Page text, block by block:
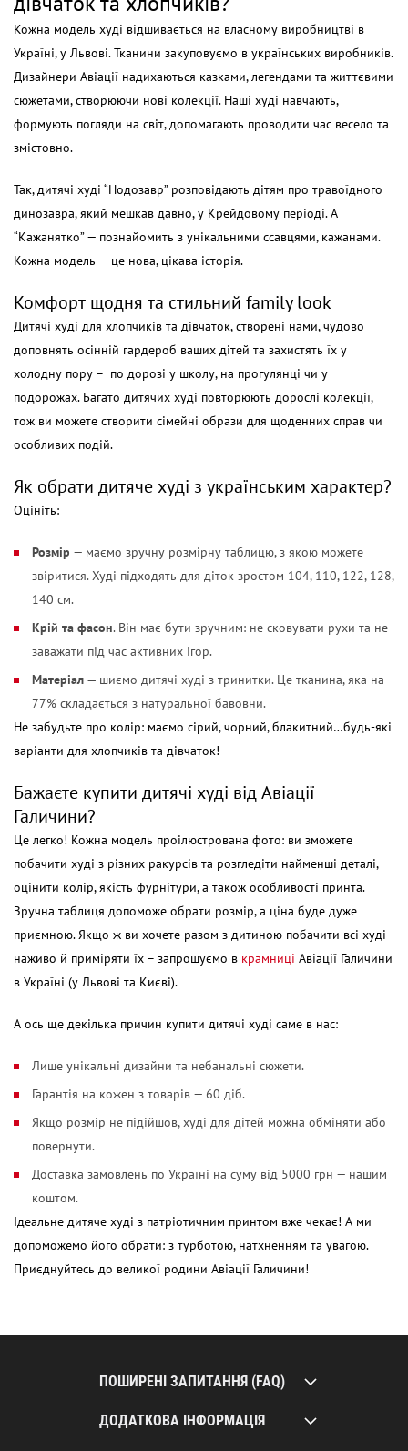
Кожна модель худі відшивається на власному виробництві в
Україні, у Львові. Тканини закуповуємо в українських виробників.
Дизайнери Авіації надихаються казками, легендами та життєвими
сюжетами, створюючи нові колекції. Наші худі навчають,
формують погляди на світ, допомагають проводити час весело та
змістовно.
Так, дитячі худі “Нодозавр” розповідають дітям про травоїдного
динозавра, який мешкав давно, у Крейдовому періоді. А
“Кажанятко” — познайомить з унікальними ссавцями, кажанами.
Кожна модель — це нова, цікава історія.
Комфорт щодня та стильний family look
Дитячі худі для хлопчиків та дівчаток, створені нами, чудово
доповнять осінній гардероб ваших дітей та захистять їх у
холодну пору – по дорозі у школу, на прогулянці чи у
подорожах. Багато дитячих худі повторюють дорослі колекції,
тож ви можете створити сімейні образи для щоденних справ чи
особливих подій.
Як обрати дитяче худі з українським характер?
Оцініть:
Розмір — маємо зручну розмірну таблицю, з якою можете
звіритися. Худі підходять для діток зростом 104, 110, 122, 128,
140 см.
Крій та фасон. Він має бути зручним: не сковувати рухи та не
заважати під час активних ігор.
Матеріал — шиємо дитячі худі з тринитки. Це тканина, яка на
77% складається з натуральної бавовни.
Не забудьте про колір: маємо сірий, чорний, блакитний…будь-які
варіанти для хлопчиків та дівчаток!
Бажаєте купити дитячі худі від Авіації
Галичини?
Це легко! Кожна модель проілюстрована фото: ви зможете
побачити худі з різних ракурсів та розгледіти найменші деталі,
оцінити колір, якість фурнітури, а також особливості принта.
Зручна таблиця допоможе обрати розмір, а ціна буде дуже
приємною. Якщо ж ви хочете разом з дитиною побачити всі худі
наживо й приміряти їх – запрошуємо в крамниці Авіації Галичини
в Україні (у Львові та Києві).
А ось ще декілька причин купити дитячі худі саме в нас:
Лише унікальні дизайни та небанальні сюжети.
Гарантія на кожен з товарів — 60 діб.
Якщо розмір не підійшов, худі для дітей можна обміняти або
повернути.
Доставка замовлень по Україні на суму від 5000 грн — нашим
коштом.
Ідеальне дитяче худі з патріотичним принтом вже чекає! А ми
допоможемо його обрати: з турботою, натхненням та увагою.
Приєднуйтесь до великої родини Авіації Галичини!
ПОШИРЕНІ ЗАПИТАННЯ (FAQ)
ДОДАТКОВА ІНФОРМАЦІЯ